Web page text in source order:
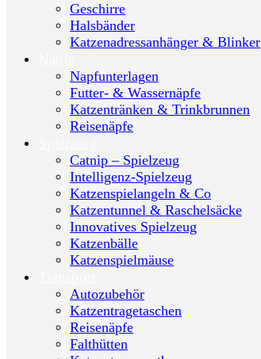
Geschirre
Halsbänder
Katzenadressanhänger & Blinker
Napfunterlagen
Futter- & Wassernäpfe
Katzentränken & Trinkbrunnen
Reisenäpfe
Catnip – Spielzeug
Intelligenz-Spielzeug
Katzenspielangeln & Co
Katzentunnel & Raschelsäcke
Innovatives Spielzeug
Katzenbälle
Katzenspielmäuse
Autozubehör
Katzentragetaschen
Reisenäpfe
Falthütten